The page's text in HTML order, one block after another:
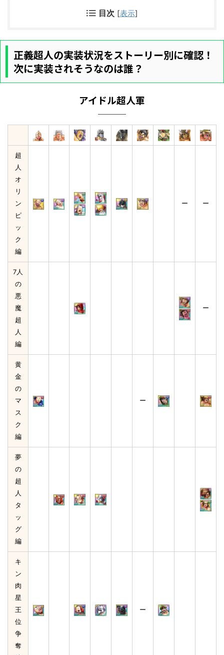
目次 [表示]
正義超人の実装状況をストーリー別に確認！
次に実装されそうなのは誰？
アイドル超人軍
超
人
オ
リ
ン
ピ
ッ
ク
編
ー ー
7人
の
悪
魔
超
人
編
ー
黄
金
の
マ
ス
ク
編
ー
夢
の
超
人
タ
ッ
グ
編
キ
ン
肉
星
王
位
争
奪
ー